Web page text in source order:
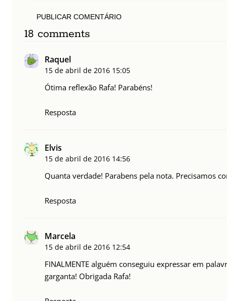
PUBLICAR COMENTÁRIO
18 comments
Raquel
15 de abril de 2016 15:05
Ótima reflexão Rafa! Parabéns!
Resposta
Elvis
15 de abril de 2016 14:56
Quanta verdade! Parabens pela nota. Precisamos
Resposta
Marcela
15 de abril de 2016 12:54
FINALMENTE alguém conseguiu expressar em
garganta! Obrigada Rafa!